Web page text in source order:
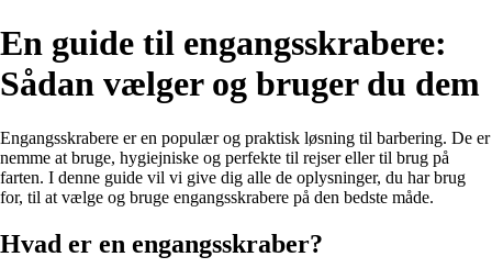
En guide til engangsskrabere:
Sådan vælger og bruger du dem
Engangsskrabere er en populær og praktisk løsning til barbering. De er
nemme at bruge, hygiejniske og perfekte til rejser eller til brug på
farten. I denne guide vil vi give dig alle de oplysninger, du har brug
for, til at vælge og bruge engangsskrabere på den bedste måde.
Hvad er en engangsskraber?